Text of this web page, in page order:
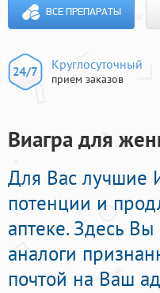
ВСЕ ПРЕПАРАТЫ
Круглосуточный
прием заказов
Виагра для
Для Вас лучшие
потенции и
аптеке. Здесь
аналоги
почтой на Ваш